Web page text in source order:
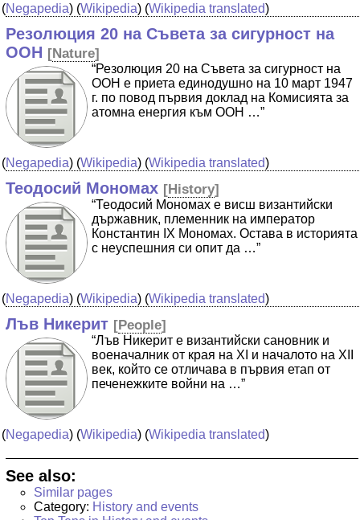
(Negapedia) (Wikipedia) (Wikipedia translated)
Резолюция 20 на Съвета за сигурност на
ООН [Nature]
“Резолюция 20 на Съвета за сигурност на
ООН е приета единодушно на 10 март 1947
г. по повод първия доклад на Комисията за
атомна енергия към ООН …”
(Negapedia) (Wikipedia) (Wikipedia translated)
Теодосий Мономах [History]
“Теодосий Мономах е висш византийски
държавник, племенник на император
Константин IX Мономах. Остава в историята
с неуспешния си опит да …”
(Negapedia) (Wikipedia) (Wikipedia translated)
Лъв Никерит [People]
“Лъв Никерит е византийски сановник и
военачалник от края на XI и началото на XII
век, който се отличава в първия етап от
печенежките войни на …”
(Negapedia) (Wikipedia) (Wikipedia translated)
See also:
Similar pages
Category: History and events